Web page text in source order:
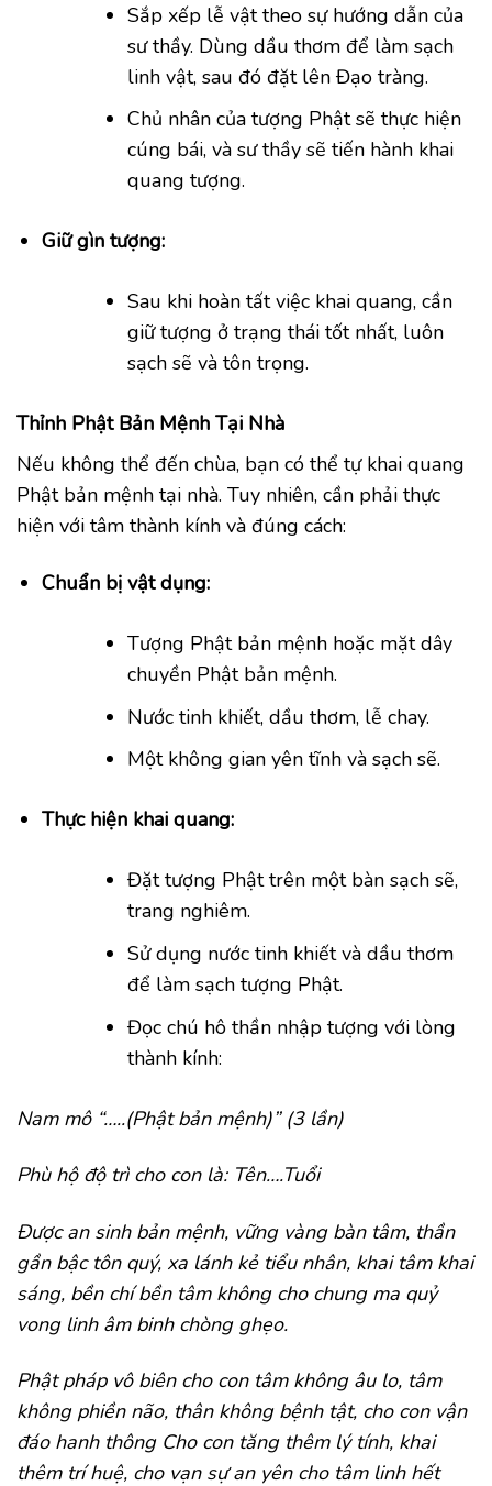
Sắp xếp lễ vật theo sự hướng dẫn của
sư thầy. Dùng dầu thơm để làm sạch
linh vật, sau đó đặt lên Đạo tràng.
Chủ nhân của tượng Phật sẽ thực hiện
cúng bái, và sư thầy sẽ tiến hành khai
quang tượng.
Giữ gìn tượng:
Sau khi hoàn tất việc khai quang, cần
giữ tượng ở trạng thái tốt nhất, luôn
sạch sẽ và tôn trọng.
Thỉnh Phật Bản Mệnh Tại Nhà
Nếu không thể đến chùa, bạn có thể tự khai quang
Phật bản mệnh tại nhà. Tuy nhiên, cần phải thực
hiện với tâm thành kính và đúng cách:
Chuẩn bị vật dụng:
Tượng Phật bản mệnh hoặc mặt dây
chuyền Phật bản mệnh.
Nước tinh khiết, dầu thơm, lễ chay.
Một không gian yên tĩnh và sạch sẽ.
Thực hiện khai quang:
Đặt tượng Phật trên một bàn sạch sẽ,
trang nghiêm.
Sử dụng nước tinh khiết và dầu thơm
để làm sạch tượng Phật.
Đọc chú hô thần nhập tượng với lòng
thành kính:
Nam mô “…..(Phật bản mệnh)” (3 lần)
Phù hộ độ trì cho con là: Tên….Tuổi
Được an sinh bản mệnh, vững vàng bàn tâm, thần
gần bậc tôn quý, xa lánh kẻ tiểu nhân, khai tâm khai
sáng, bền chí bền tâm không cho chung ma quỷ
vong linh âm binh chòng ghẹo.
Phật pháp vô biên cho con tâm không âu lo, tâm
không phiền não, thân không bệnh tật, cho con vận
đáo hanh thông Cho con tăng thêm lý tính, khai
thêm trí huệ, cho vạn sự an yên cho tâm linh hết